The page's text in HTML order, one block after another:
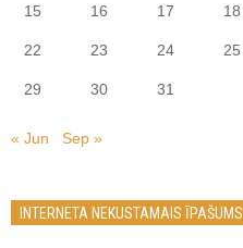
15 16 17 18
22 23 24 25
29 30 31
« Jun Sep »
INTERNETA NEKUSTAMAIS ĪPAŠUMS